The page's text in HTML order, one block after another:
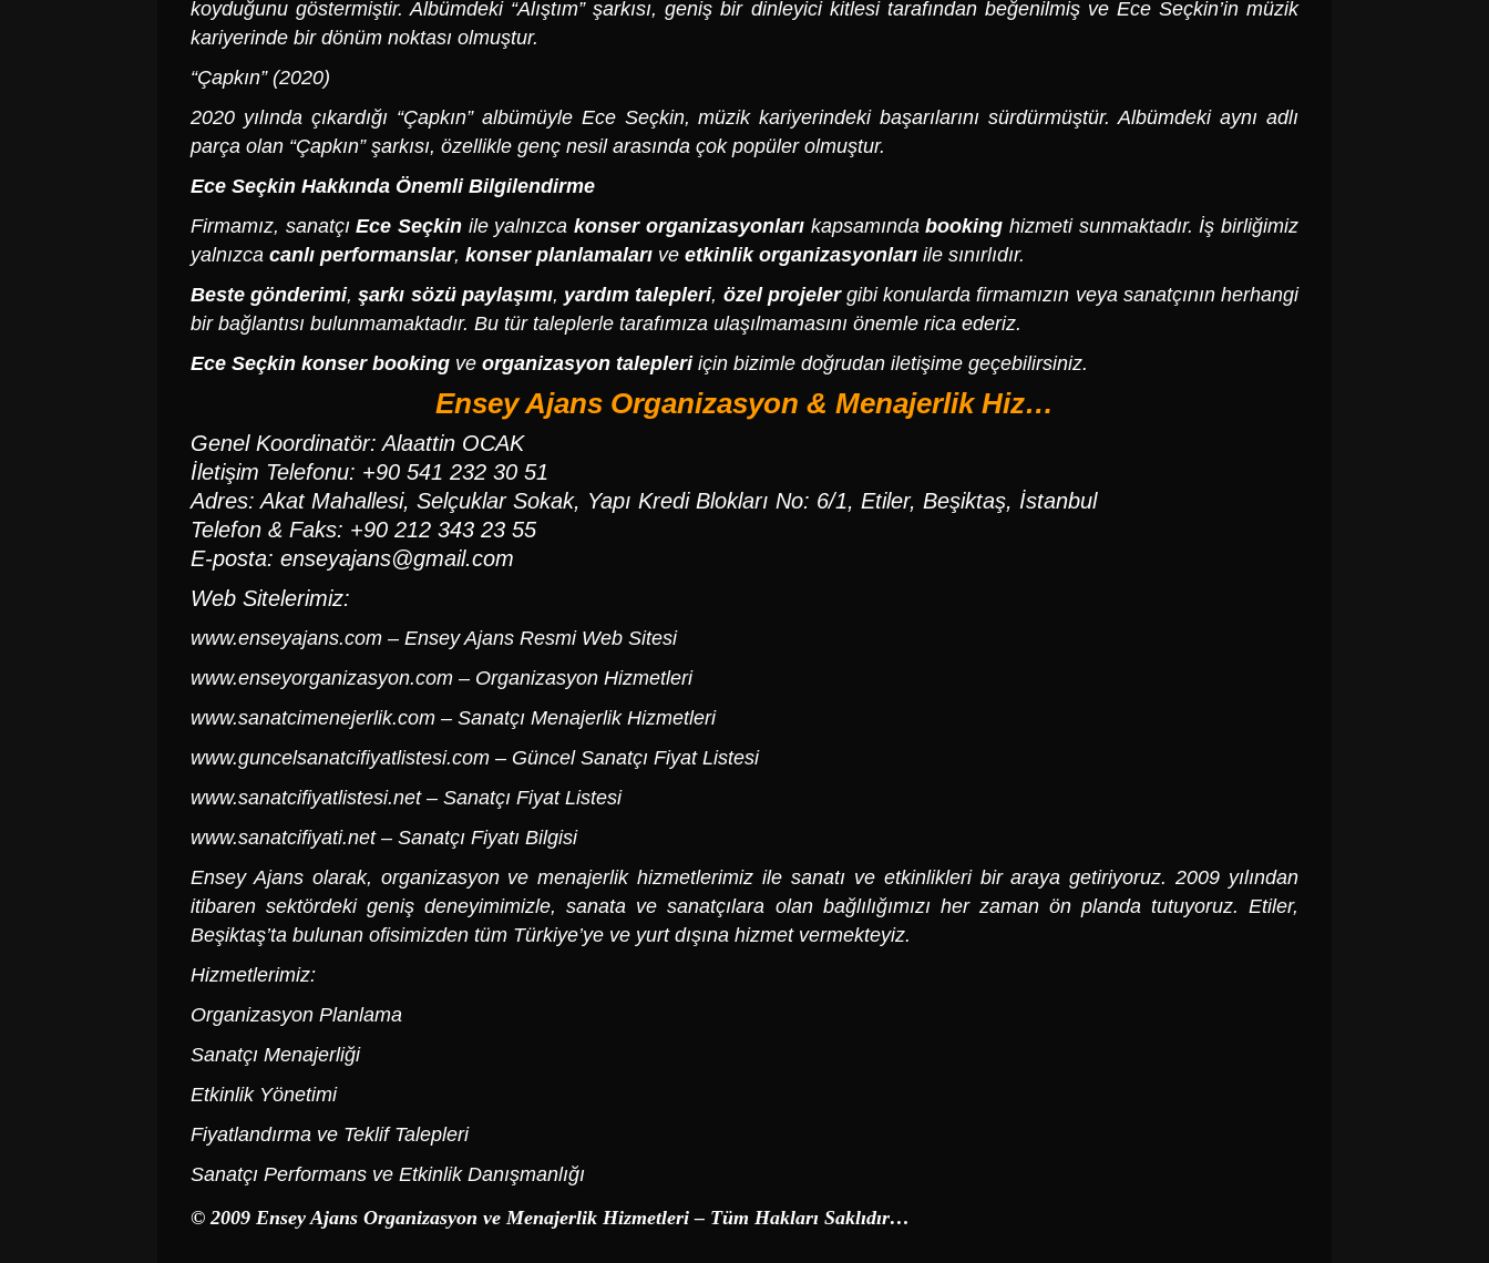
koyduğunu göstermiştir. Albümdeki “Alıştım” şarkısı, geniş bir dinleyici kitlesi tarafından beğenilmiş ve Ece Seçkin’in müzik
kariyerinde bir dönüm noktası olmuştur.
“Çapkın” (2020)
2020 yılında çıkardığı “Çapkın” albümüyle Ece Seçkin, müzik kariyerindeki başarılarını sürdürmüştür. Albümdeki aynı adlı
parça olan “Çapkın” şarkısı, özellikle genç nesil arasında çok popüler olmuştur.
Ece Seçkin Hakkında Önemli Bilgilendirme
Firmamız, sanatçıEce Seçkin ile yalnızcakonser organizasyonlarıkapsamındabooking hizmeti sunmaktadır. İş birliğimiz
yalnızca canlı performanslar, konser planlamaları ve etkinlik organizasyonları ile sınırlıdır.
Beste gönderimi,şarkı sözü paylaşımı, yardım talepleri, özel projelergibi konularda firmamızın veya sanatçının herhangi
bir bağlantısı bulunmamaktadır. Bu tür taleplerle tarafımıza ulaşılmamasını önemle rica ederiz.
Ece Seçkin konser booking ve organizasyon talepleriiçin bizimle doğrudan iletişime geçebilirsiniz.
Ensey Ajans Organizasyon & Menajerlik Hiz…
Genel Koordinatör: Alaattin OCAK
İletişim Telefonu: +90 541 232 30 51
Adres: Akat Mahallesi, Selçuklar Sokak, Yapı Kredi Blokları No: 6/1, Etiler, Beşiktaş, İstanbul
Telefon & Faks: +90 212 343 23 55
E-posta: enseyajans@gmail.com
Web Sitelerimiz:
www.enseyajans.com – Ensey Ajans Resmi Web Sitesi
www.enseyorganizasyon.com – Organizasyon Hizmetleri
www.sanatcimenejerlik.com – Sanatçı Menajerlik Hizmetleri
www.guncelsanatcifiyatlistesi.com – Güncel Sanatçı Fiyat Listesi
www.sanatcifiyatlistesi.net– Sanatçı Fiyat Listesi
www.sanatcifiyati.net– Sanatçı Fiyatı Bilgisi
Ensey Ajans olarak, organizasyon ve menajerlik hizmetlerimiz ile sanatı ve etkinlikleri bir araya getiriyoruz. 2009 yılından
itibaren sektördeki geniş deneyimimizle, sanata ve sanatçılara olan bağlılığımızı her zaman ön planda tutuyoruz. Etiler,
Beşiktaş’ta bulunan ofisimizden tüm Türkiye’ye ve yurt dışına hizmet vermekteyiz.
Hizmetlerimiz:
Organizasyon Planlama
Sanatçı Menajerliği
Etkinlik Yönetimi
Fiyatlandırma ve Teklif Talepleri
Sanatçı Performans ve Etkinlik Danışmanlığı
© 2009 Ensey Ajans Organizasyon ve Menajerlik Hizmetleri – Tüm Hakları Saklıdır…